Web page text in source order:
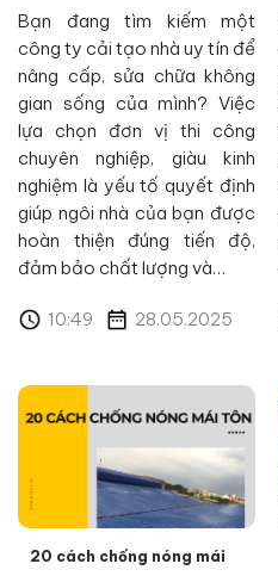
Bạn đang tìm kiếm một
công ty cải tạo nhà uy tín để
nâng cấp, sửa chữa không
gian sống của mình? Việc
lựa chọn đơn vị thi công
chuyên nghiệp, giàu kinh
nghiệm là yếu tố quyết định
giúp ngôi nhà của bạn được
hoàn thiện đúng tiến độ,
đảm bảo chất lượng và…
10:49 28.05.2025
20 cách chống nóng mái